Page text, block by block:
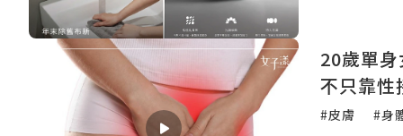
20歲單
不只靠
#皮膚 #身